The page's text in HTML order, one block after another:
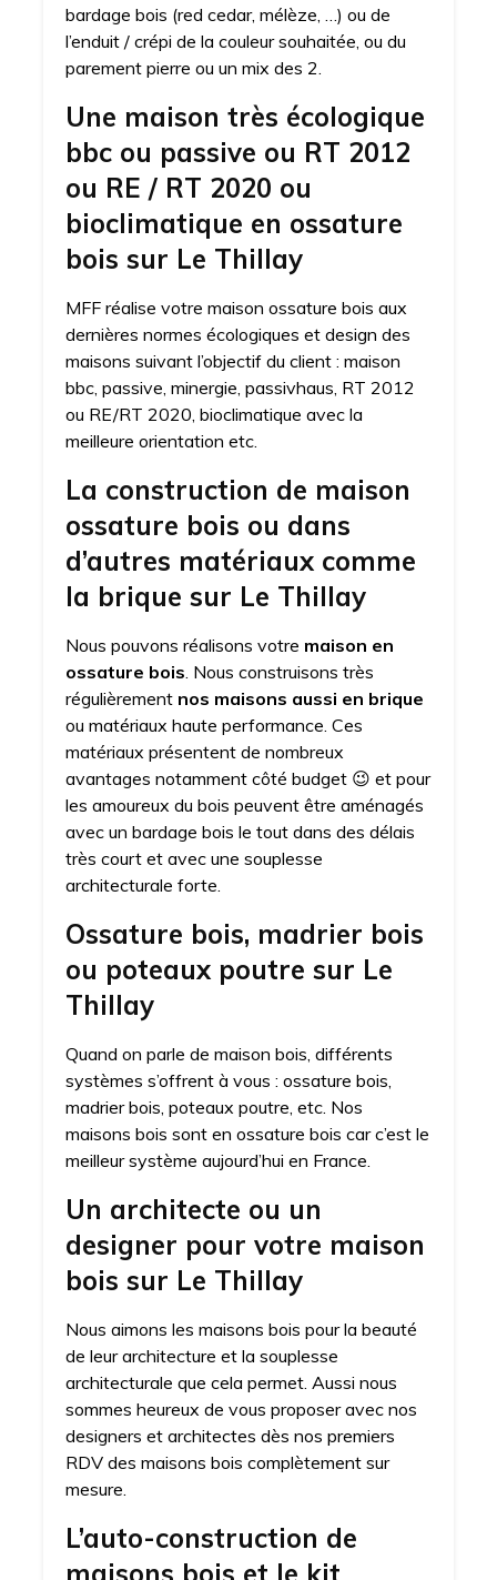
bardage bois (red cedar, mélèze, …) ou de
l’enduit / crépi de la couleur souhaitée, ou du
parement pierre ou un mix des 2.
Une maison très écologique
bbc ou passive ou RT 2012
ou RE / RT 2020 ou
bioclimatique en ossature
bois sur Le Thillay
MFF réalise votre maison ossature bois aux
dernières normes écologiques et design des
maisons suivant l’objectif du client : maison
bbc, passive, minergie, passivhaus, RT 2012
ou RE/RT 2020, bioclimatique avec la
meilleure orientation etc.
La construction de maison
ossature bois ou dans
d’autres matériaux comme
la brique sur Le Thillay
Nous pouvons réalisons votre maison en
ossature bois. Nous construisons très
régulièrement nos maisons aussi en brique
ou matériaux haute performance. Ces
matériaux présentent de nombreux
avantages notamment côté budget 😉 et pour
les amoureux du bois peuvent être aménagés
avec un bardage bois le tout dans des délais
très court et avec une souplesse
architecturale forte.
Ossature bois, madrier bois
ou poteaux poutre sur Le
Thillay
Quand on parle de maison bois, différents
systèmes s’offrent à vous : ossature bois,
madrier bois, poteaux poutre, etc. Nos
maisons bois sont en ossature bois car c’est le
meilleur système aujourd’hui en France.
Un architecte ou un
designer pour votre maison
bois sur Le Thillay
Nous aimons les maisons bois pour la beauté
de leur architecture et la souplesse
architecturale que cela permet. Aussi nous
sommes heureux de vous proposer avec nos
designers et architectes dès nos premiers
RDV des maisons bois complètement sur
mesure.
L’auto-construction de
maisons bois et le kit